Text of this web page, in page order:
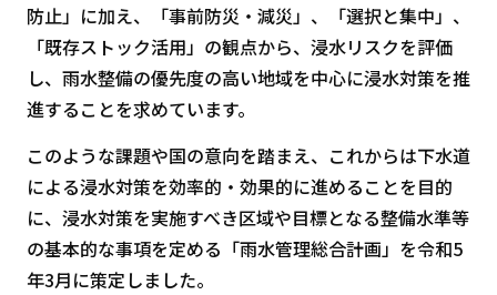
防止」に加え、「事前防災・減災」、「選択と集中」、
「既存ストック活用」の観点から、浸水リスクを評価
し、雨水整備の優先度の高い地域を中心に浸水対策を推
進することを求めています。
このような課題や国の意向を踏まえ、これからは下水道
による浸水対策を効率的・効果的に進めることを目的
に、浸水対策を実施すべき区域や目標となる整備水準等
の基本的な事項を定める「雨水管理総合計画」を令和5
年3月に策定しました。